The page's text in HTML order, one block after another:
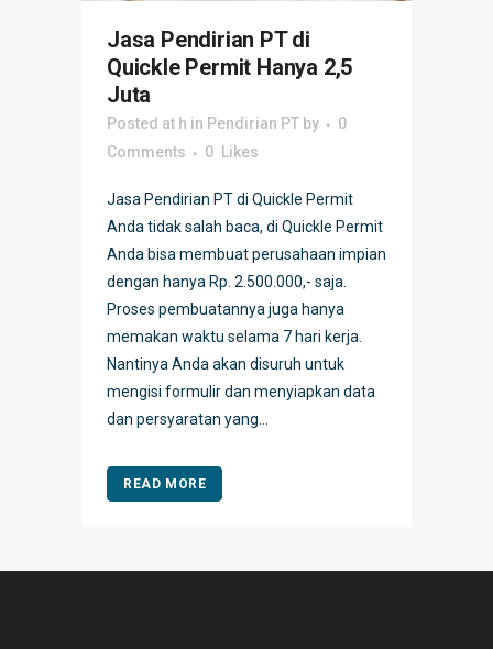
Jasa Pendirian PT di
Quickle Permit Hanya 2,5
Juta
Posted at h in Pendirian PT by
0
Comments
0 Likes
Jasa Pendirian PT di Quickle Permit
Anda tidak salah baca, di Quickle Permit
Anda bisa membuat perusahaan impian
dengan hanya Rp. 2.500.000,- saja.
Proses pembuatannya juga hanya
memakan waktu selama 7 hari kerja.
Nantinya Anda akan disuruh untuk
mengisi formulir dan menyiapkan data
dan persyaratan yang...
READ MORE